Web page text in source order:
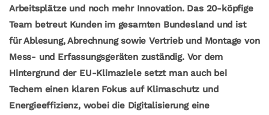
Arbeitsplätze und noch mehr Innovation. Das 20-köpfige
Team betreut Kunden im gesamten Bundesland und ist
für Ablesung, Abrechnung sowie Vertrieb und Montage von
Mess- und Erfassungsgeräten zuständig. Vor dem
Hintergrund der EU-Klimaziele setzt man auch bei
Techem einen klaren Fokus auf Klimaschutz und
Energieeffizienz, wobei die Digitalisierung eine